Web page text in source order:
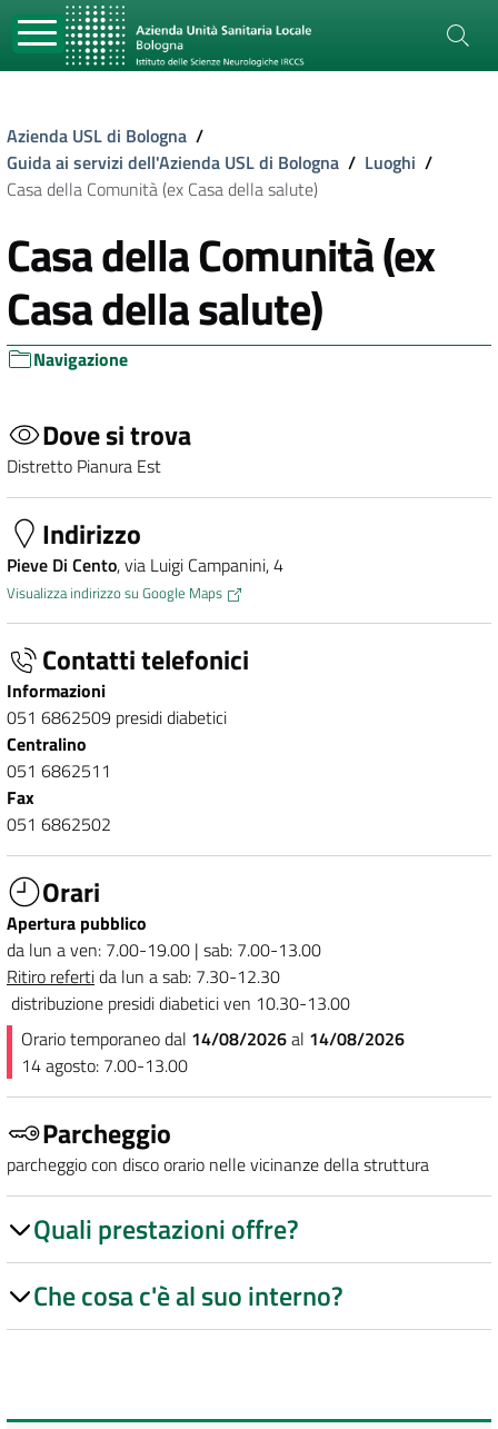
Azienda USL di Bologna /
Guida ai servizi dell'Azienda USL di Bologna / Luoghi /
Casa della Comunità (ex Casa della salute)
Casa della Comunità (ex
Casa della salute)
Navigazione
Dove si trova
Distretto Pianura Est
Indirizzo
Pieve Di Cento, via Luigi Campanini, 4
Visualizza indirizzo su Google Maps
Contatti telefonici
Informazioni
051 6862509 presidi diabetici
Centralino
051 6862511
Fax
051 6862502
Orari
Apertura pubblico
da lun a ven: 7.00-19.00 | sab: 7.00-13.00
Ritiro refertida lun a sab: 7.30-12.30
distribuzione presidi diabetici ven 10.30-13.00
Orario temporaneo dal 14/08/2026al 14/08/2026
14 agosto: 7.00-13.00
Parcheggio
parcheggio con disco orario nelle vicinanze della struttura
Quali prestazioni offre?
Che cosa c'è al suo interno?